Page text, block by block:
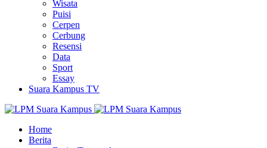
Wisata
Puisi
Cerpen
Cerbung
Resensi
Data
Sport
Essay
Suara Kampus TV
Home
Berita